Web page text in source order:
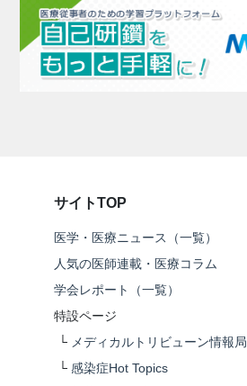
サイトTOP
医学・医療ニュース（一覧）
人気の医師連載・医療コラム
学会レポート（一覧）
特設ページ
└ メディカルトリビューン情報局
└ 感染症Hot Topics